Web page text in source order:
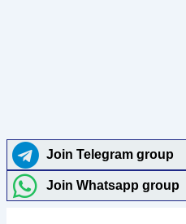
Join Telegram group
Join Whatsapp group